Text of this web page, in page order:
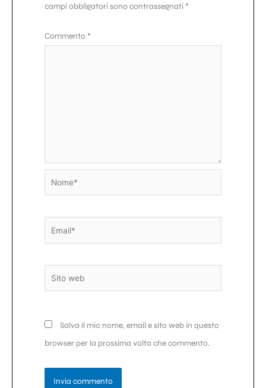
campi obbligatori sono contrassegnati *
Commento *
Nome*
Sito
web
Salva il mio nome, email e sito web in questo
browser per la prossima volta che commento.